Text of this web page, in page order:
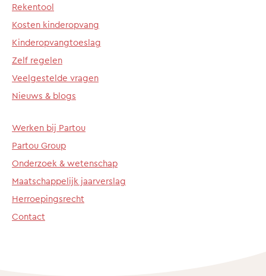
Rekentool
Kosten kinderopvang
Kinderopvangtoeslag
Zelf regelen
Veelgestelde vragen
Nieuws & blogs
Werken bij Partou
Partou Group
Onderzoek & wetenschap
Maatschappelijk jaarverslag
Herroepingsrecht
Contact